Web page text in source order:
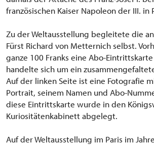
französischen Kaiser Napoleon der III. in
Zu der Weltausstellung begleitete die
Fürst Richard von Metternich selbst.
ganze 100 Franks eine Abo-
handelte sich um ein
Auf der linken Seite ist eine Fotografie
Portrait, seinem Namen und Abo-
diese Eintrittskarte wurde in den
Kuriositätenkabinett abgelegt.
Auf der Weltausstellung im Paris im